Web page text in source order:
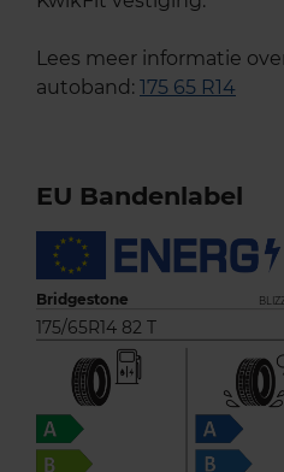
Lees meer informatie
autoband: 175 65 R14
EU Bandenlabel
Bridgestone
175/65R14 82 T